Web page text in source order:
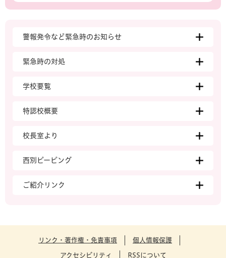
警報発令など緊急時のお知らせ
緊急時の対処
学校要覧
特認校概要
校長室より
西別ピーピング
ご紹介リンク
リンク・著作権・免責事項 個人情報保護
アクセシビリティ RSSについて